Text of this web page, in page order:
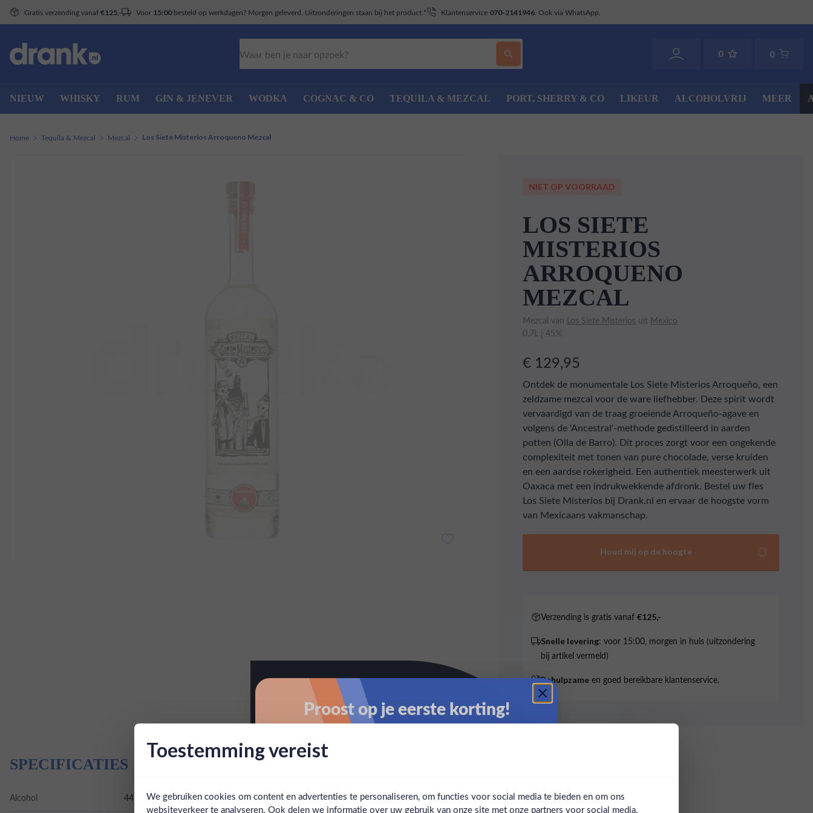
Gratis verzending vanaf €125,- Voor 15:00besteld op werkdagen? Morgen geleverd. Uitzonderingen staan bij het product.* Klantenservice 070-2141946 . Ook via WhatsApp.
0 0
NIEUW WHISKY RUM GIN & JENEVER WODKA COGNAC & CO TEQUILA & MEZCAL PORT, SHERRY & CO LIKEUR ALCOHOLVRIJ MEER
Home Tequila & Mezcal Mezcal Los Siete Misterios Arroqueno Mezcal
NIET OP VOORRAAD
LOS SIETE
MISTERIOS
ARROQUENO
MEZCAL
Mezcal van Los Siete Misterios uit Mexico
0,7L | 45%
€ 129,95
Ontdek de monumentale Los Siete Misterios Arroqueño, een
zeldzame mezcal voor de ware liefhebber. Deze spirit wordt
vervaardigd van de traag groeiende Arroqueño-agave en
volgens de 'Ancestral'-methode gedistilleerd in aarden
potten (Olla de Barro). Dit proces zorgt voor een ongekende
complexiteit met tonen van pure chocolade, verse kruiden
en een aardse rokerigheid. Een authentiek meesterwerk uit
Oaxaca met een indrukwekkende afdronk. Bestel uw fles
Los Siete Misterios bij Drank.nl en ervaar de hoogste vorm
van Mexicaans vakmanschap.
Houd mij op de hoogte
Verzending is gratis vanaf€125,-
Snelle levering: voor 15:00, morgen in huis (uitzondering
bij artikel vermeld)
Behulpzame en goed bereikbare klantenservice.
SPECIFICATIES
Alcohol 44.80%
Toestemming vereist
We gebruiken cookies om content en advertenties te personaliseren, om functies voor social media te bieden en om ons
websiteverkeer te analyseren. Ook delen we informatie over uw gebruik van onze site met onze partners voor social media,
Proost op je eerste korting!